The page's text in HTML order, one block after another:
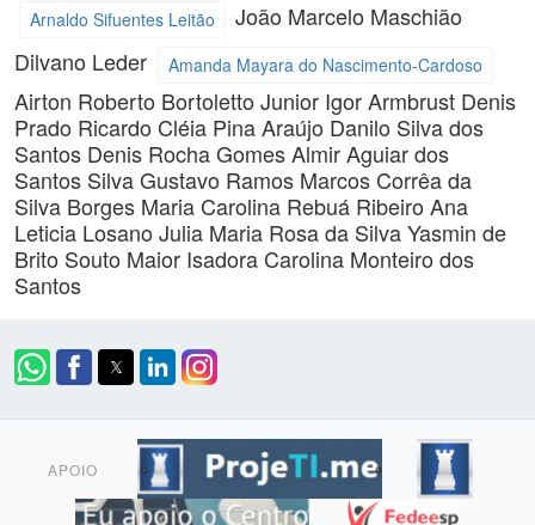
Arnaldo Sifuentes Leitão
João Marcelo Maschião
Dilvano Leder
Amanda Mayara do Nascimento-Cardoso
Airton Roberto Bortoletto Junior Igor Armbrust Denis
Prado Ricardo Cléia Pina Araújo Danilo Silva dos
Santos Denis Rocha GomesAlmir Aguiar dos
Santos SilvaGustavo Ramos Marcos Corrêa da
Silva Borges Maria Carolina Rebuá Ribeiro Ana
Leticia Losano Julia Maria Rosa da SilvaYasmin de
Brito Souto Maior Isadora Carolina Monteiro dos
Santos
APOIO